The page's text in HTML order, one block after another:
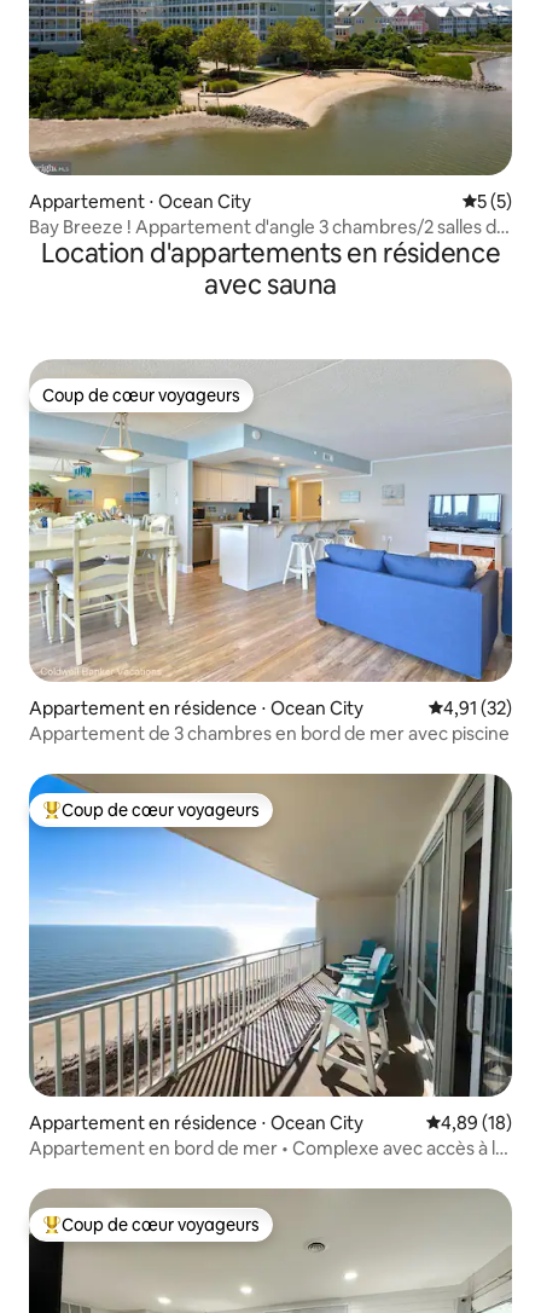
Appartement ⋅ Ocean City
5 (5)
Bay Breeze ! Appartement d'angle 3 chambres/2 salles de
bain avec vue imprenable !
Location d'appartements en résidence
avec sauna
Coup de cœur voyageurs
Coup de cœur voyageurs
Appartement en résidence ⋅ Ocean City Évaluation
4,91 (32)
Appartement de 3 chambres en bord de mer avec piscine
Coups de cœur voyageurs les plus appréciés
Coup de cœur voyageurs
Appartement en résidence ⋅ Ocean City Évaluation
4,89 (18)
Appartement en bord de mer • Complexe avec accès à la
Coups de cœur voyageurs les plus appréciés
Coup de cœur voyageurs